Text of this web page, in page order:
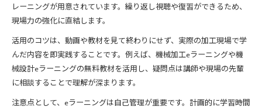
レーニングが用意されています。繰り返し視聴や復習ができるため、
現場力の強化に直結します。
活用のコツは、動画や教材を見て終わりにせず、実際の加工現場で学
んだ内容を即実践することです。例えば、機械加工eラーニングや機
械設計eラーニングの無料教材を活用し、疑問点は講師や現場の先輩
に相談することで理解が深まります。
注意点として、eラーニングは自己管理が重要です。計画的に学習時間